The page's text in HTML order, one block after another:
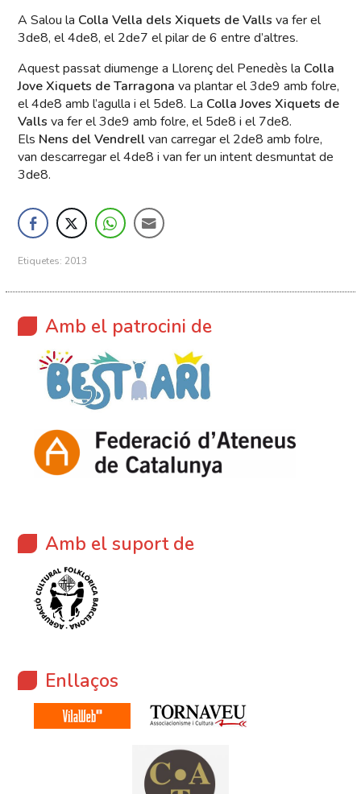
A Salou la Colla Vella dels Xiquets de Valls va fer el
3de8, el 4de8, el 2de7 el pilar de 6 entre d’altres.
Aquest passat diumenge a Llorenç del Penedès la Colla
Jove Xiquets de Tarragona va plantar el 3de9 amb folre,
el 4de8 amb l’agulla i el 5de8. La Colla Joves Xiquets de
Valls va fer el 3de9 amb folre, el 5de8 i el 7de8.
Els Nens del Vendrellvan carregar el 2de8 amb folre,
van descarregar el 4de8 i van fer un intent desmuntat de
3de8.
Etiquetes: 2013
Amb el patrocini de
Amb el suport de
Enllaços